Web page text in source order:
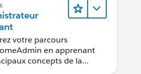
votre parcours
en apprenant
concepts de la